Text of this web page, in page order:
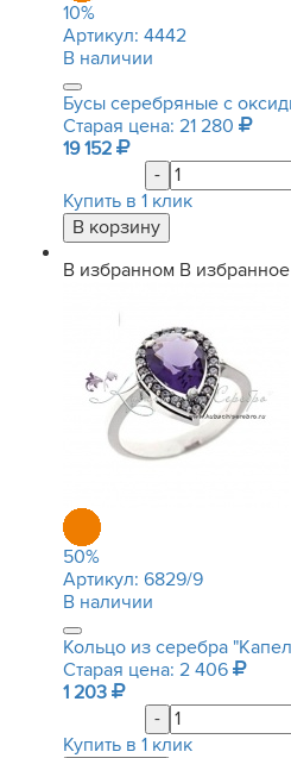
10%
Артикул: 4442
В наличии
Бусы серебряные с
Старая цена: 21 280
19 152
-
Купить в 1 клик
В избранном В избранное
50%
Артикул: 6829/9
В наличии
Кольцо из серебра
Старая цена: 2 406
1 203
-
Купить в 1 клик